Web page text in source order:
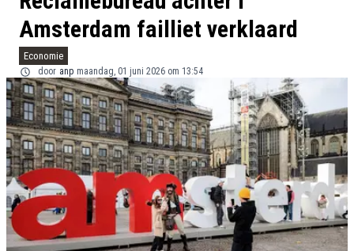
Amsterdam failliet verklaard
Economie
door anp maandag, 01 juni 2026 om 13:54